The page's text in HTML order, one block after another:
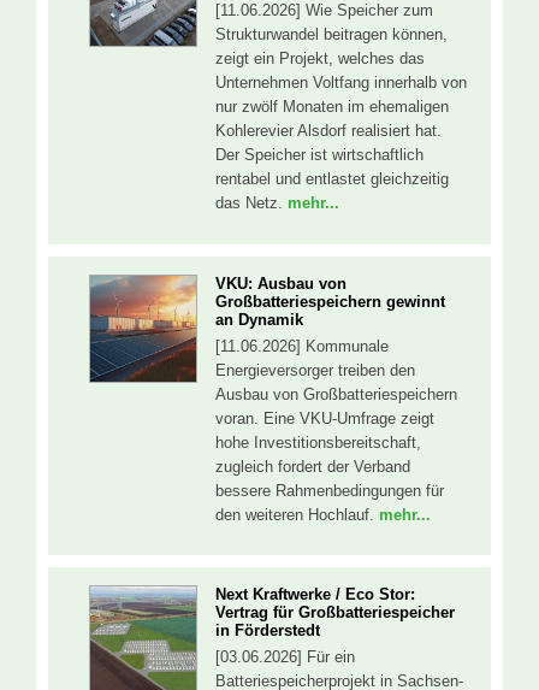
[11.06.2026] Wie Speicher zum
Strukturwandel beitragen können,
zeigt ein Projekt, welches das
Unternehmen Voltfang innerhalb von
nur zwölf Monaten im ehemaligen
Kohlerevier Alsdorf realisiert hat.
Der Speicher ist wirtschaftlich
rentabel und entlastet gleichzeitig
das Netz. mehr...
VKU: Ausbau von
Großbatteriespeichern gewinnt
an Dynamik
[11.06.2026] Kommunale
Energieversorger treiben den
Ausbau von Großbatteriespeichern
voran. Eine VKU-Umfrage zeigt
hohe Investitionsbereitschaft,
zugleich fordert der Verband
bessere Rahmenbedingungen für
den weiteren Hochlauf. mehr...
Next Kraftwerke / Eco Stor:
Vertrag für Großbatteriespeicher
in Förderstedt
[03.06.2026] Für ein
Batteriespeicherprojekt in Sachsen-